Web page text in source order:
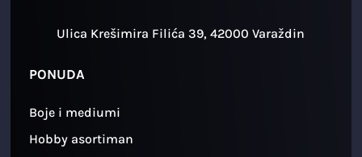
Ulica Krešimira Filića 39, 42000 Varaždin
PONUDA
Boje i mediumi
Hobby asortiman